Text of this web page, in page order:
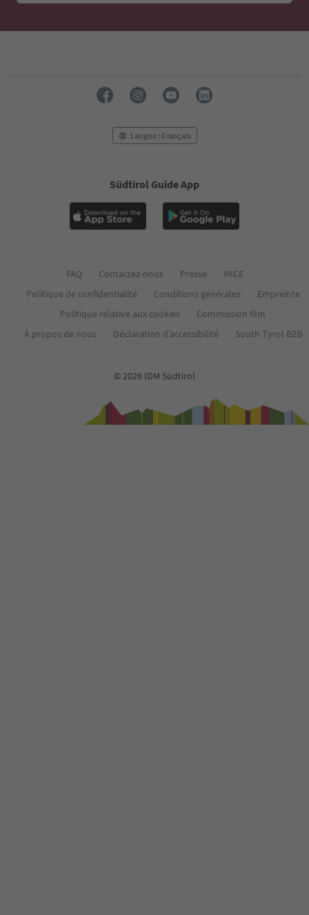
Langue : Français
Südtirol Guide App
FAQ Contactez-nous Presse
MICE
Politique de confidentialité
Conditions générales
Empreinte
Politique relative aux cookies
Commission film
À propos de nous
Déclaration d’accessibilité South Tyrol B2B
© 2026 IDM Südtirol